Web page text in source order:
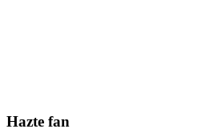
Hazte fan